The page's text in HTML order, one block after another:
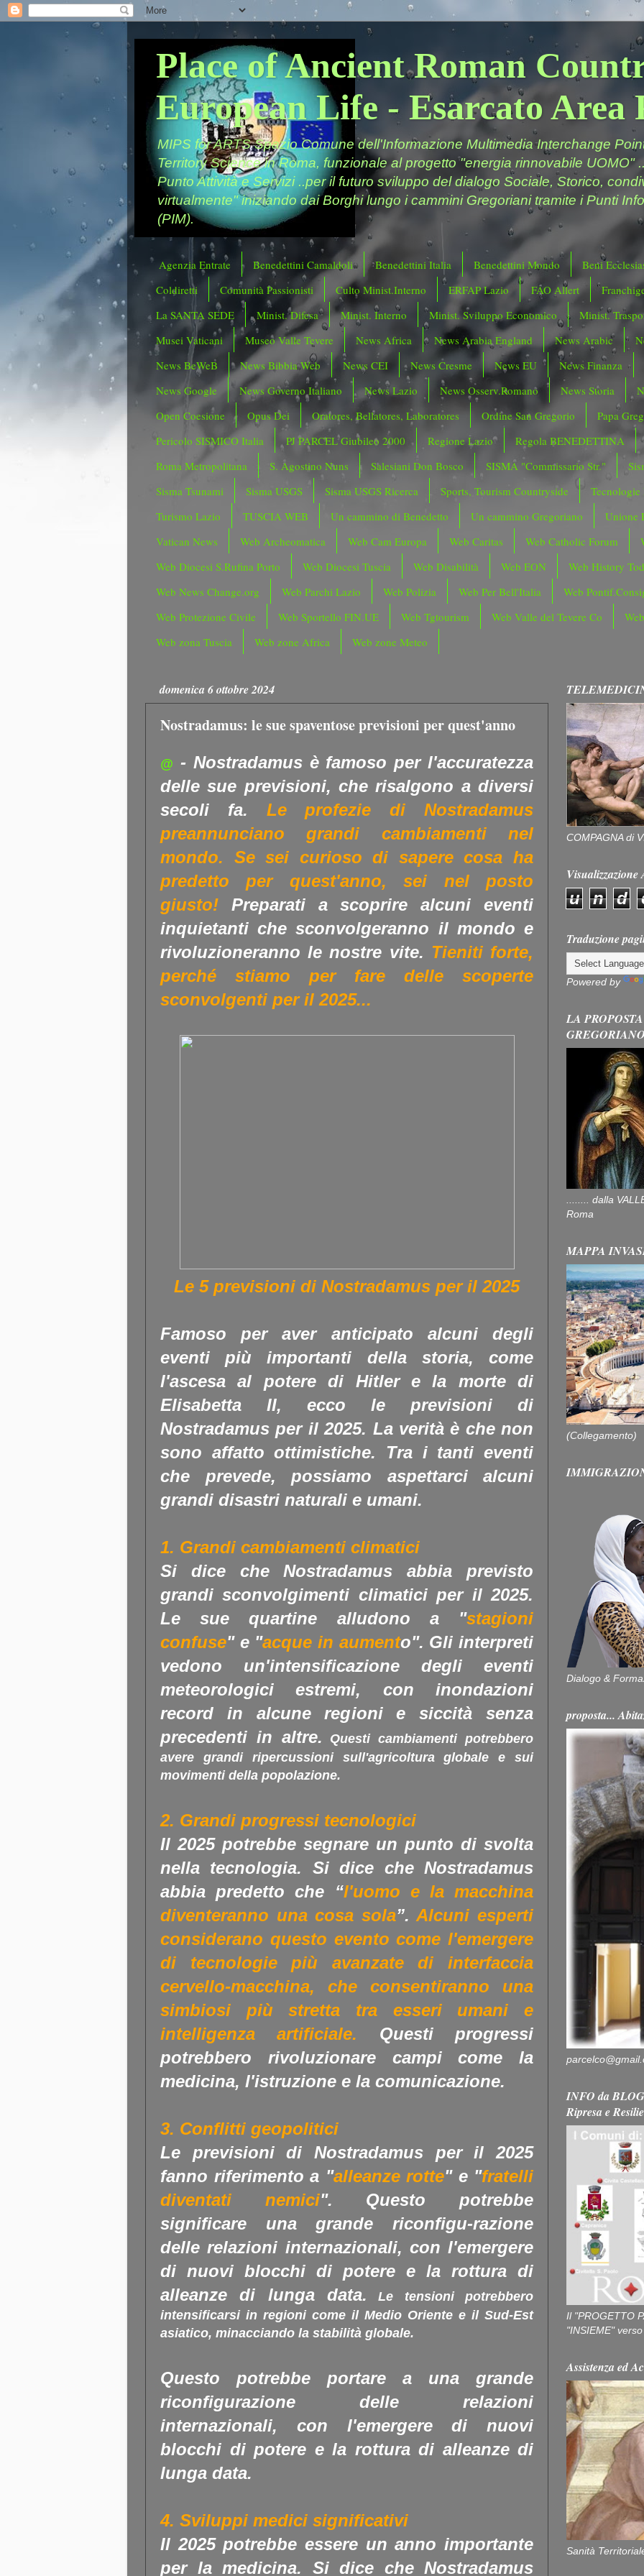
Place of Ancient Roman
European Life - Esarcato Area
MIPS for ARTS Spazio Comune dell'Informazione Multimedia Interchange
Territory Science in Roma, funzionale al progetto "energia rinnovabile UOMO"
Punto Attività e Servizi ..per il futuro sviluppo del dialogo Sociale, Storico,
virtualmente" iniziando dai Borghi lungo i cammini Gregoriani tramite i Punti
(PIM).
Agenzia Entrate Benedettini Camaldoli Benedettini Italia Benedettini Mondo
Beni
Coldiretti
Comunità Passionisti Culto Minist.Interno ERFAP Lazio FAO Allert
La SANTA SEDE
Minist. Difesa Minist. Interno Minist. Sviluppo Economico
Minist.
Musei Vaticani
Museo Valle Tevere News Africa News Arabia England News Arabic
News BeWeB
News Bibbia Web News CEI News Cresme News EU
News Finanza
News Google
News Governo Italiano News Lazio News Osserv.Romano News Storia
Open Coesione
Opus Dei Oratores, Bellatores, Laboratores Ordine San Gregorio
Papa
Pericolo SISMICO Italia
PJ PARCEL Giubileo 2000 Regione Lazio
Regola BENEDETTINA
Roma Metropolitana
S. Agostino Nuns Salesiani Don Bosco SISMA "Commissario Str."
Sisma Tsunami
Sisma USGS Sisma USGS Ricerca Sports, Tourism Countryside
Tecnologie
Turismo Lazio
TUSCIA WEB Un cammino di Benedetto Un cammino Gregoriano
Unione
Vatican News
Web Archeomatica Web Cam Europa Web Caritas Web Catholic Forum
Web Diocesi S.Rufina Porto
Web Diocesi Tuscia Web Disabilità Web EON
Web History
Web News Change.org
Web Parchi Lazio Web Polizia Web Per Bell'Italia
Web
Web Protezione Civile
Web Sportello FIN.UE Web Tgtourism Web Valle del Tevere Co
Web zona Tuscia
Web zone Africa Web zone Meteo
domenica 6 ottobre 2024
Nostradamus: le sue spaventose previsioni per quest'anno
@ - Nostradamus è famoso per l'accuratezza
delle sue previsioni, che risalgono a diversi
secoli fa. Le profezie di Nostradamus
preannunciano grandi cambiamenti nel
mondo. Se sei curioso di sapere cosa ha
predetto per quest'anno, sei nel posto
giusto! Preparati a scoprire alcuni eventi
inquietanti che sconvolgeranno il mondo e
rivoluzioneranno le nostre vite. Tieniti forte,
perché stiamo per fare delle scoperte
sconvolgenti per il 2025...
Le 5 previsioni di Nostradamus per il 2025
Famoso per aver anticipato alcuni degli
eventi più importanti della storia, come
l'ascesa al potere di Hitler e la morte di
Elisabetta II, ecco le previsioni di
Nostradamus per il 2025. La verità è che non
sono affatto ottimistiche. Tra i tanti eventi
che prevede, possiamo aspettarci alcuni
grandi disastri naturali e umani.
1. Grandi cambiamenti climatici
Si dice che Nostradamus abbia previsto
grandi sconvolgimenti climatici per il 2025.
Le sue quartine alludono a "stagioni
confuse" e "acque in aumento". Gli interpreti
vedono un'intensificazione degli eventi
meteorologici estremi, con inondazioni
record in alcune regioni e siccità senza
precedenti in altre. Questi cambiamenti potrebbero
avere grandi ripercussioni sull'agricoltura globale e sui
movimenti della popolazione.
2. Grandi progressi tecnologici
Il 2025 potrebbe segnare un punto di svolta
nella tecnologia. Si dice che Nostradamus
abbia predetto che “l'uomo e la macchina
diventeranno una cosa sola”.Alcuni esperti
considerano questo evento come l'emergere
di tecnologie più avanzate di interfaccia
cervello-macchina, che consentiranno una
simbiosi più stretta tra esseri umani e
intelligenza artificiale. Questi progressi
potrebbero rivoluzionare campi come la
medicina, l'istruzione e la comunicazione.
3. Conflitti geopolitici
Le previsioni di Nostradamus per il 2025
fanno riferimento a "alleanze rotte" e "fratelli
diventati nemici". Questo potrebbe
significare una grande riconfigu-razione
delle relazioni internazionali, con l'emergere
di nuovi blocchi di potere e la rottura di
alleanze di lunga data. Le tensioni potrebbero
intensificarsi in regioni come il Medio Oriente e il Sud-Est
asiatico, minacciando la stabilità globale.
Questo potrebbe portare a una grande
riconfigurazione delle relazioni
internazionali, con l'emergere di nuovi
blocchi di potere e la rottura di alleanze di
lunga data.
4. Sviluppi medici significativi
Il 2025 potrebbe essere un anno importante
per la medicina. Si dice che Nostradamus
COMPAGNA di
u n d
Traduzione
Powered by
LA
........ dalla
Roma
MAPPA
(Collegamento)
Dialogo &
proposta...
INFO da
Ripresa e
Il "PROGETTO
"INSIEME"
Assistenza ed
Sanità